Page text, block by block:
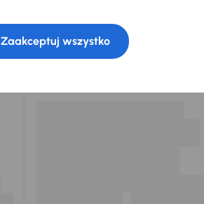
Zaakceptuj wszystko